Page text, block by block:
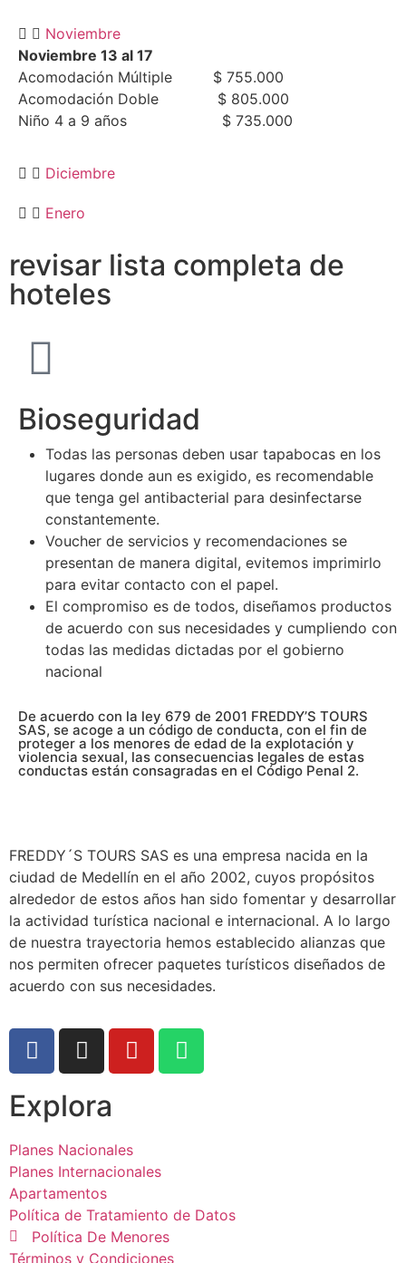
Noviembre
Noviembre 13 al 17
Acomodación Múltiple $ 755.000
Acomodación Doble $ 805.000
Niño 4 a 9 años $ 735.000
Diciembre
Enero
revisar lista completa de
hoteles
Bioseguridad
Todas las personas deben usar tapabocas en los
lugares donde aun es exigido, es recomendable
que tenga gel antibacterial para desinfectarse
constantemente.
Voucher de servicios y recomendaciones se
presentan de manera digital, evitemos imprimirlo
para evitar contacto con el papel.
El compromiso es de todos, diseñamos productos
de acuerdo con sus necesidades y cumpliendo con
todas las medidas dictadas por el gobierno
nacional
De acuerdo con la ley 679 de 2001 FREDDY’S TOURS
SAS, se acoge a un código de conducta, con el fin de
proteger a los menores de edad de la explotación y
violencia sexual, las consecuencias legales de estas
conductas están consagradas en el Código Penal 2.
FREDDY´S TOURS SAS es una empresa nacida en la
ciudad de Medellín en el año 2002, cuyos propósitos
alrededor de estos años han sido fomentar y desarrollar
la actividad turística nacional e internacional. A lo largo
de nuestra trayectoria hemos establecido alianzas que
nos permiten ofrecer paquetes turísticos diseñados de
acuerdo con sus necesidades.
Explora
Planes Nacionales
Planes Internacionales
Apartamentos
Política de Tratamiento de Datos
Política De Menores
Términos y Condiciones